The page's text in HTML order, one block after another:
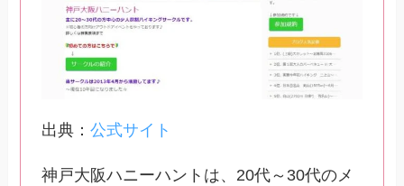
出典： 公式サイト
神戸大阪ハニーハントは、20代～30代のメ